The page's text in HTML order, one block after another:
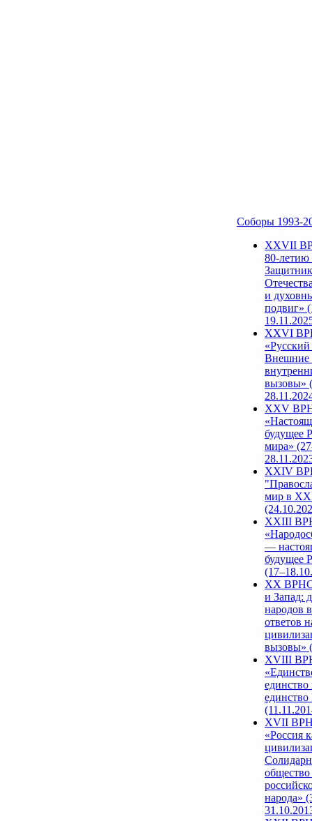
Соборы 1993-
ХХVII
80-
и
подвиг»
XXVI
Внешние
вызовы»
XXV
будущее
мира»
XXIV
мир в
XXIII
—
будущее
XX ВРНС
и Запад:
народов
ответов
вызовы»
XVIII
единство
единство
XVII
«Россия
народа»